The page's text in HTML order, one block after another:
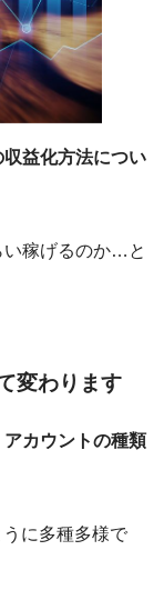
益化方法につい
い稼げるのか…と
変わります
カウントの種類
に多種多様で